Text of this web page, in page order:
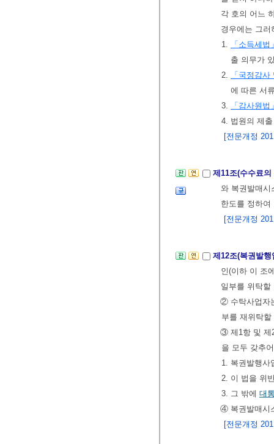
각 호의 어느
경우에는 그러
1.
「소득세법
출 의무가
2.
「국정감
에 따른 서
3.
「감사원법
4. 법원의 제
[전문개정
제11조(수수료
와 복권발매
한도를 정하
[전문개정
제12조(복권발
인(이하 이 조
일부를 위탁
② 수탁사업자
부를 재위탁
③ 제1항 및 제
을 모두 갖추
1. 복권발행사
2. 이 법을 위
3. 그 밖에 대
④ 복권발매시
[전문개정